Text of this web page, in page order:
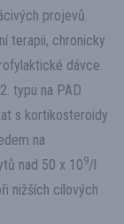
projevů.
terapii, chronicky
dávce.
typu na PAD.
s kortikosteroidy
na
nad 50 x 109/l
nižších cílových